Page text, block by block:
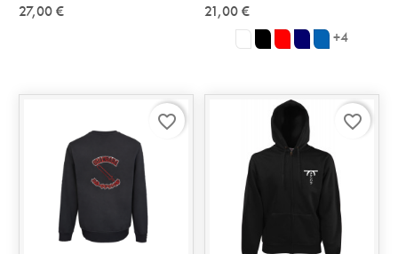
27,00 €
21,00 €
blancnoir rougeMarine
Royal
+4
favorite_border favorite_border